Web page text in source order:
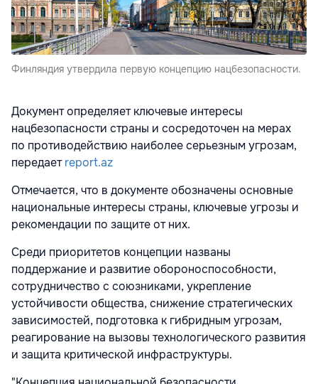
Финляндия утвердила первую концепцию нацбезопасности.
Документ определяет ключевые интересы
нацбезопасности страны и сосредоточен на мерах
по противодействию наиболее серьезным угрозам,
передаетreport.az
Отмечается, что в документе обозначены основные
национальные интересы страны, ключевые угрозы и
рекомендации по защите от них.
Среди приоритетов концепции названы
поддержание и развитие обороноспособности,
сотрудничество с союзниками, укрепление
устойчивости общества, снижение стратегических
зависимостей, подготовка к гибридным угрозам,
реагирование на вызовы технологического развития
и защита критической инфраструктуры.